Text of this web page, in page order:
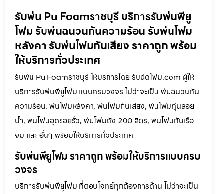
รับพ่น Pu Foamราชบุรี บริการรับพ่นพียู
โฟม รับพ่นฉนวนกันความร้อน รับพ่นโฟม
หลังคา รับพ่นโฟมกันเสียง ราคาถูก พร้อม
ให้บริการทั่วประเทศ
รับพ่น Pu Foamราชบุรี ให้บริการโดย รับฉีดโฟม.com ผู้ให้
บริการรับพ่นพียูโฟม แบบครบวงจร ไม่ว่าจะเป็น พ่นฉนวนกัน
ความร้อน, พ่นโฟมหลังคา, พ่นโฟมกันเสียง, พ่นโฟมทุ่นลอย
น้ำ, พ่นโฟมอุดรอยรั่ว, พ่นโฟมถัง 200 ลิตร, พ่นโฟมกันเรือ
จม และ อื่นๆ พร้อมให้บริการทั่วประเทศ
รับพ่นพียูโฟม ราคาถูก พร้อมให้บริการแบบครบ
วงจร
บริการรับพ่นพียูโฟม ที่ตอบโจทย์ทุกต้องการด้าน ไม่ว่าจะเป็น